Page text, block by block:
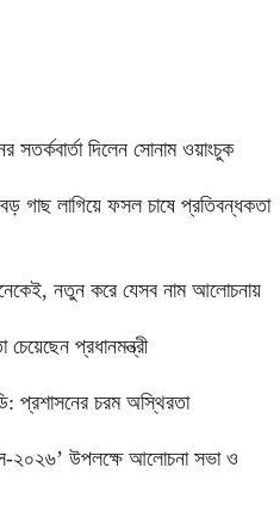
দিলেন সোনাম ওয়াংচুক
গাছ লাগিয়ে ফসল চাষে প্রতিবন্ধকতা
নতুন করে যেসব নাম আলোচনায়
প্রধানমন্ত্রী
প্রশাসনের চরম অস্থিরতা
২০২৬’ উপলক্ষে আলোচনা সভা ও